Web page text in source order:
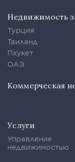
Недвижимость
Турция
Таиланд
Пхукет
ОАЭ
Коммерческая
Услуги
Управление
недвижимостью